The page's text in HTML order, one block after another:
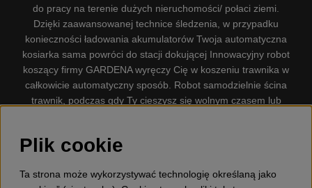
do pracy na terenie dużych nieruchomości/ połaci ziemi.
Dzięki zaawansowanej technice śledzenia, w przypadku
konieczności ładowania akumulatorów Twoja automatyczna
kosiarka sama powróci do stacji dokującej Innowacyjny robot
koszący firmy GARDENA wyręczy Cię w koszeniu trawnika w
całkowicie automatyczny sposób. Robot samodzielnie ścina
trawnik, podczas gdy Ty cieszysz się wolnym czasem lub
dostępną na rynku. Firma nasza dysponuje. Gplshop
ochronna, Wykaszarki, Podkaszarki, Nożyce do żywopłotów,
Plik cookie
Ta strona może wykorzystywać technologię określaną jako